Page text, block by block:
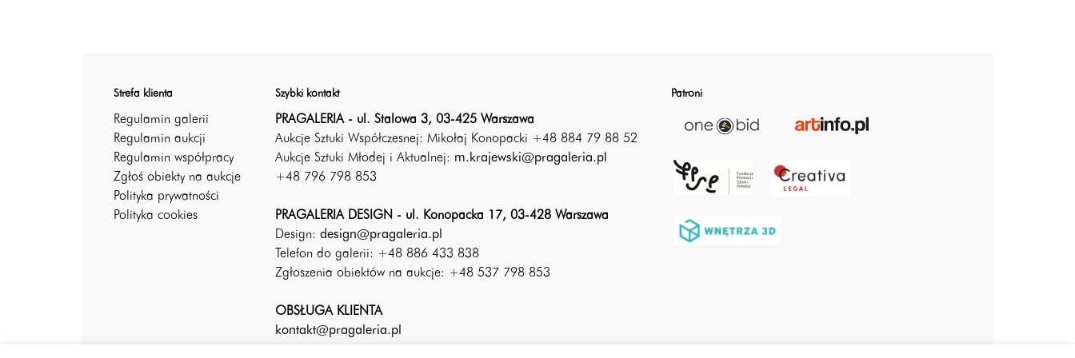
Strefa klienta
Regulamin galerii
Regulamin aukcji
Regulamin współpracy
Zgłoś obiekty na aukcje
Polityka prywatności
Polityka cookies
Szybki kontakt
PRAGALERIA - ul. Stalowa 3, 03-425 Warszawa
Aukcje Sztuki Współczesnej: Mikołaj Konopacki +48 884 79 88 52
Aukcje Sztuki Młodej i Aktualnej: m.krajewski@pragaleria.pl
+48 796 798 853
PRAGALERIA DESIGN - ul. Konopacka 17, 03-428 Warszawa
Design: design@pragaleria.pl
Telefon do galerii: +48 886 433 838
Zgłoszenia obiektów na aukcje: +48 537 798 853
OBSŁUGA KLIENTA
kontakt@pragaleria.pl
Patroni